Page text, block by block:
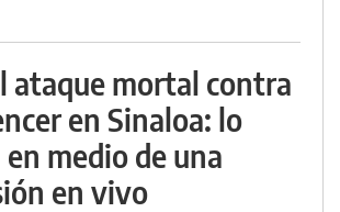
ataque mortal contra
en Sinaloa: lo
medio de una
en vivo